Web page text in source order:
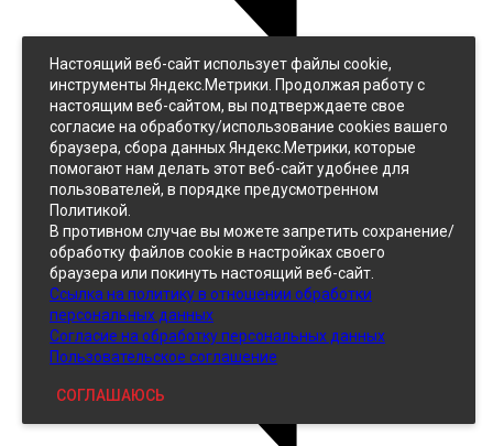
Джинс
Однотонный
Принтованный
Кожзам
Настоящий веб-сайт использует файлы cookie,
инструменты Яндекс.Метрики. Продолжая работу с
настоящим веб-сайтом, вы подтверждаете свое
согласие на обработку/использование cookies вашего
браузера, сбора данных Яндекс.Метрики, которые
помогают нам делать этот веб-сайт удобнее для
пользователей, в порядке предусмотренном
Политикой.
В противном случае вы можете запретить сохранение/
обработку файлов cookie в настройках своего
браузера или покинуть настоящий веб-сайт.
Ссылка на политику в отношении обработки
персональных данных
Согласие на обработку персональных данных
Пользовательское соглашение
СОГЛАШАЮСЬ